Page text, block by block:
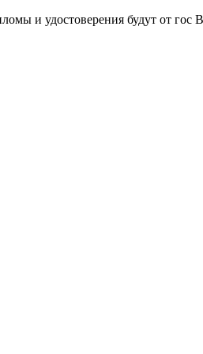
и удостоверения будут от гос